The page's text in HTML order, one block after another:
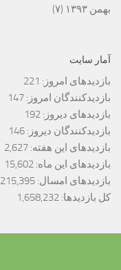
بهمن ۱۳۹۳
(۷)
آمار سایت
بازدیدهای امروز: 221
بازدیدکنندگان امروز: 147
بازدیدهای دیروز: 192
بازدیدکنندگان دیروز: 146
بازدیدهای این هفته: 2,627
بازدیدهای این ماه: 15,602
بازدیدهای امسال: 215,395
کل بازدیدها: 1,658,232